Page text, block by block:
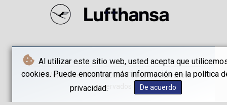
Al utilizar este sitio web, usted acepta que
cookies. Puede encontrar más información en la política
privacidad.
De acuerdo
© Münchener Post - 2026 - Todos los derechos
reservados